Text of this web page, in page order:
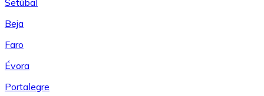
Beja
Faro
Évora
Portalegre